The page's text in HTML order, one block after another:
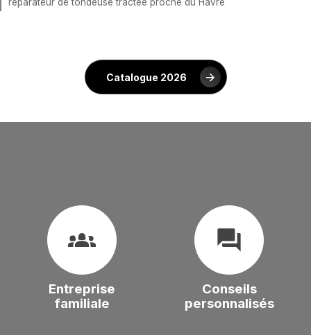
réparateur de tondeuse tractée proche du Havre
Catalogue 2026
groups_2
Entreprise
familiale
question_answer
Conseils
personnalisés